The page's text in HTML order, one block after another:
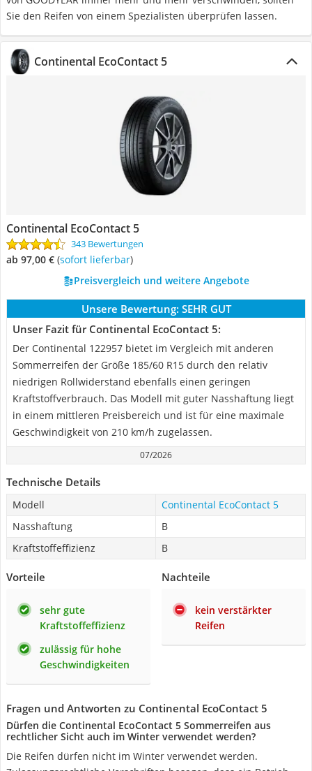
Sie den Reifen von einem Spezialisten überprüfen lassen.
Continental EcoContact 5
Continental EcoContact 5
343 Bewertungen
ab 97,00 € ( Sofort lieferbar)
Preisvergleich und weitere Angebote
Unsere Bewertung: SEHR GUT
Unser Fazit für Continental EcoContact 5:
Der Continental 122957 bietet im Vergleich mit anderen
Sommerreifen der Größe 185/60 R15 durch den relativ
niedrigen Rollwiderstand ebenfalls einen geringen
Kraftstoffverbrauch. Das Modell mit guter Nasshaftung liegt
in einem mittleren Preisbereich und ist für eine maximale
Geschwindigkeit von 210 km/h zugelassen.
07/2026
Technische Details
Modell
Continental EcoContact 5
Nasshaftung
B
Kraftstoffeffizienz
B
Vorteile
sehr gute
Kraftstoffeffizienz
zulässig für hohe
Geschwindigkeiten
Nachteile
kein verstärkter
Reifen
Fragen und Antworten zu Continental EcoContact 5
Dürfen die Continental EcoContact 5 Sommerreifen aus
rechtlicher Sicht auch im Winter verwendet werden?
Die Reifen dürfen nicht im Winter verwendet werden.